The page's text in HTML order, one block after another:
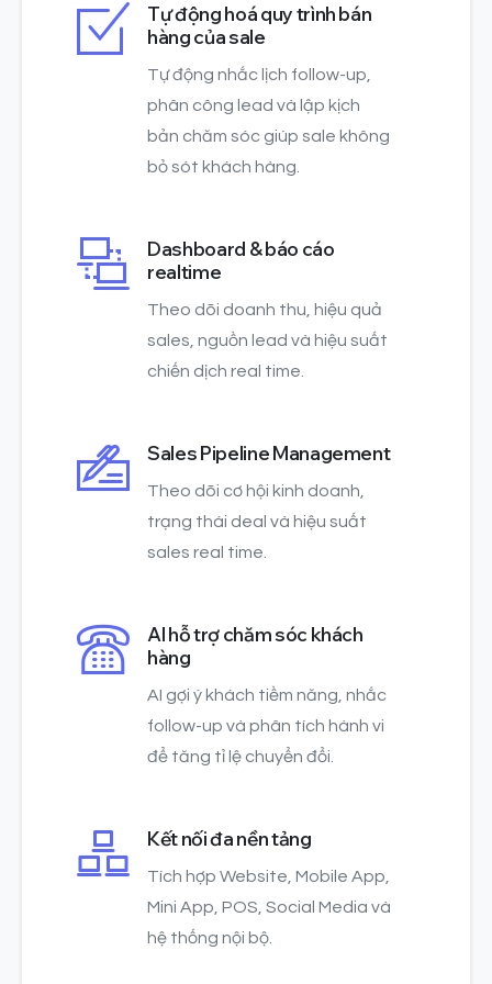
Tự động hoá quy trình bán
hàng của sale
Tự động nhắc lịch follow-up,
phân công lead và lập kịch
bản chăm sóc giúp sale không
bỏ sót khách hàng.
Dashboard & báo cáo
realtime
Theo dõi doanh thu, hiệu quả
sales, nguồn lead và hiệu suất
chiến dịch real time.
Sales Pipeline Management
Theo dõi cơ hội kinh doanh,
trạng thái deal và hiệu suất
sales real time.
AI hỗ trợ chăm sóc khách
hàng
AI gợi ý khách tiềm năng, nhắc
follow-up và phân tích hành vi
để tăng tỉ lệ chuyển đổi.
Kết nối đa nền tảng
Tích hợp Website, Mobile App,
Mini App, POS, Social Media và
hệ thống nội bộ.